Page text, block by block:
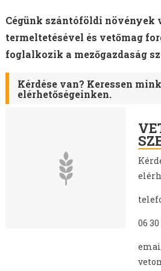
HEREFÉLÉK
SZARVASKEREP VETŐMAG
SZUDÁNIFŰ VETŐMAG
KÖLES VETŐMAG
KUKORICA VETŐMAG
FACÉLIA VETŐMAG
BALTACÍM VETŐMAG
MÉHLEGELŐ KEVERÉKEK
Cégünk szántóföldi növények
termeltetésével és vetőmag
foglalkozik a mezőgazdaság
Kérdése van? Keressen
elérhetőségeinken.
06